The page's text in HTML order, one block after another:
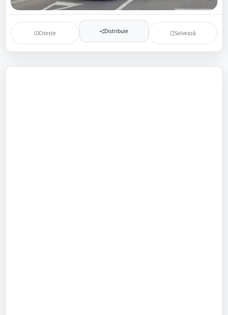
Citește Distribuie Salvează